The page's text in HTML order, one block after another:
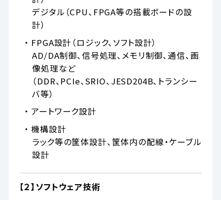
デジタル（CPU、FPGA等の搭載ボードの設
計）
・ FPGA設計（ロジック、ソフト設計）
AD/DA制御、信号処理、メモリ制御、通信、画
像処理など
（DDR、PCIe、SRIO、JESD204B、トランシー
バ等）
・ アートワーク設計
・ 機構設計
ラック等の筐体設計、筐体内の配線・ケーブル
設計
【２】ソフトウェア技術